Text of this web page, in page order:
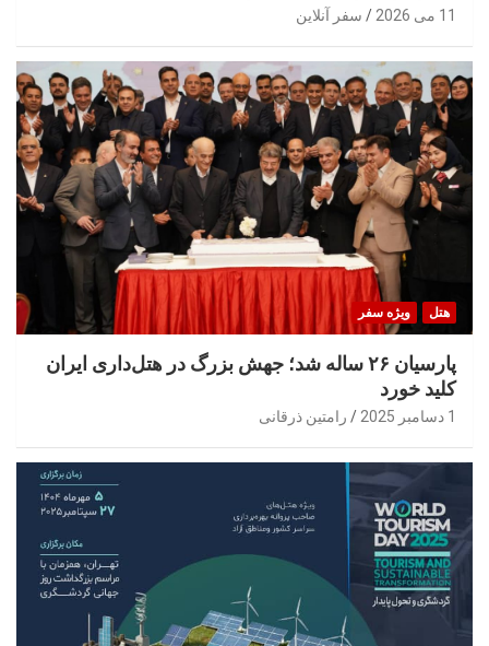
11 می 2026 سفر آنلاین
هتل ویژه سفر
پارسیان ۲۶ ساله شد؛ جهش بزرگ در هتل‌داری ایران
کلید خورد
1 دسامبر 2025 رامتین ذرقانی